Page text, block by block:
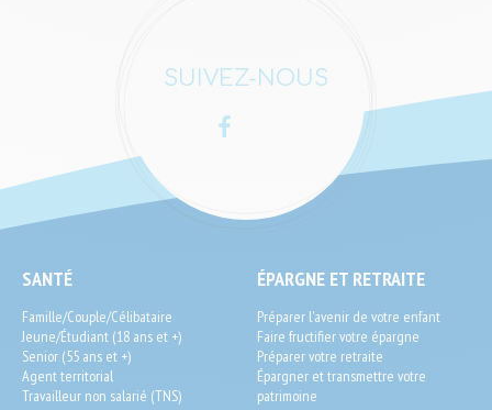
SUIVEZ-NOUS
Facebook
SEO
End-
User
SANTÉ
Famille/Couple/Célibataire
Jeune/Étudiant (18 ans et +)
Senior (55 ans et +)
Agent territorial
Travailleur non salarié (TNS)
ÉPARGNE ET RETRAITE
Préparer l'avenir de votre enfant
Faire fructifier votre épargne
Préparer votre retraite
Épargner et transmettre votre
patrimoine